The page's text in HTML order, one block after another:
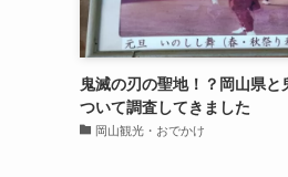
鬼滅の刃の聖地！？岡山県と
ついて調査してきました
岡山観光・おでかけ